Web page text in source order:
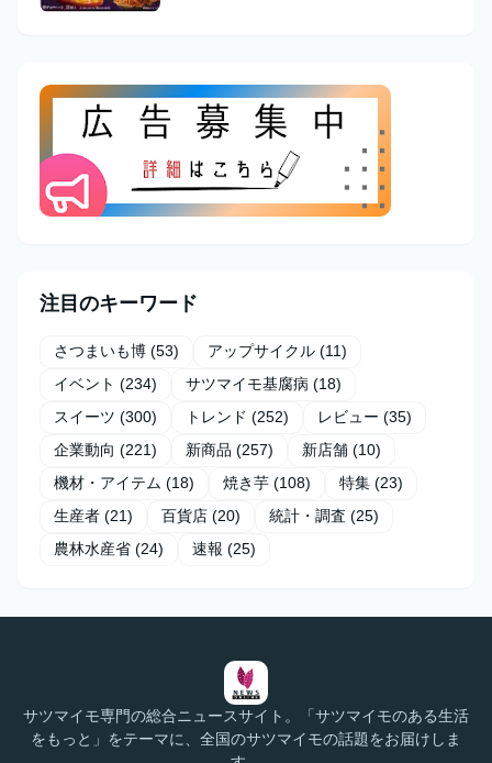
注目のキーワード
さつまいも博 (53) アップサイクル (11)
イベント (234) サツマイモ基腐病 (18)
スイーツ (300) トレンド (252) レビュー (35)
企業動向 (221) 新商品 (257) 新店舗 (10)
機材・アイテム (18) 焼き芋 (108) 特集 (23)
生産者 (21) 百貨店 (20) 統計・調査 (25)
農林水産省 (24) 速報 (25)
サツマイモ専門の総合ニュースサイト。「サツマイモのある生活
をもっと」をテーマに、全国のサツマイモの話題をお届けしま